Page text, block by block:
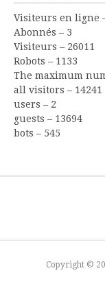
Visiteurs en ligne
Abonnés – 3
Visiteurs – 26011
Robots – 1133
The maximum
all visitors – 14241
users – 2
guests – 13694
bots – 545
Copyright ©